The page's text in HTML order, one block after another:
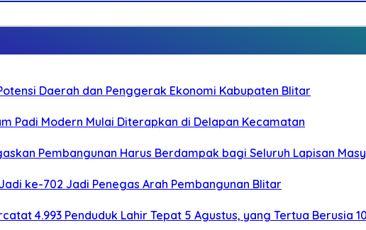
Daerah dan Penggerak Ekonomi Kabupaten Blitar
Padi Modern Mulai Diterapkan di Delapan Kecamatan
Pembangunan Harus Berdampak bagi Seluruh Lapisan
ke-702 Jadi Penegas Arah Pembangunan Blitar
4.993 Penduduk Lahir Tepat 5 Agustus, yang Tertua Berusia